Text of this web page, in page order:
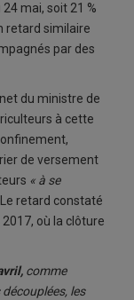
mai, soit 21 %
retard similaire
par des
du ministre de
à cette
de versement
« à se
retard constaté
où la clôture
comme
les